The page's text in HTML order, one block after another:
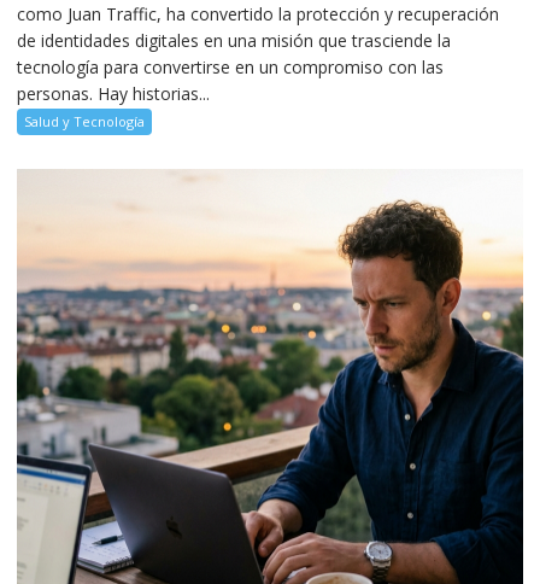
como Juan Traffic, ha convertido la protección y recuperación
de identidades digitales en una misión que trasciende la
tecnología para convertirse en un compromiso con las
personas. Hay historias...
Salud y Tecnología